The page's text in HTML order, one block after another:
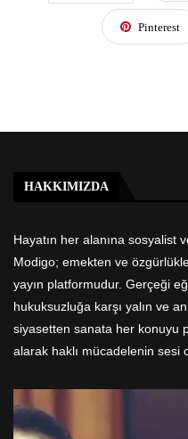
Pinterest
HAKKIMIZDA
Hayatın her alanına sosyalist
Modigo; emekten ve
yayın platformudur. Gerçeği
hukuksuzluğa karşı yalın ve
siyasetten sanata her konuyu
alarak haklı mücadelenin sesi